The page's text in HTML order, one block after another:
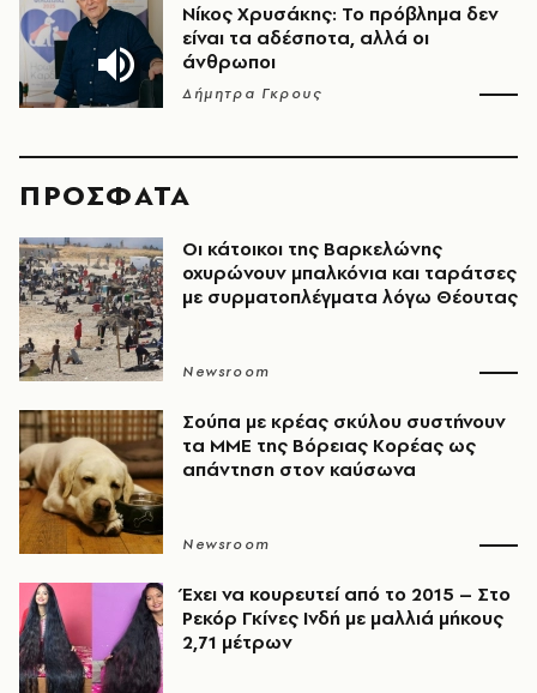
Νίκος Χρυσάκης: Το πρόβλημα δεν
είναι τα αδέσποτα, αλλά οι
άνθρωποι
Δήμητρα Γκρους
ΠΡΟΣΦΑΤΑ
Οι κάτοικοι της Βαρκελώνης
οχυρώνουν μπαλκόνια και ταράτσες
με συρματοπλέγματα λόγω Θέουτας
Newsroom
Σούπα με κρέας σκύλου συστήνουν
τα ΜΜΕ της Βόρειας Κορέας ως
απάντηση στον καύσωνα
Newsroom
Έχει να κουρευτεί από το 2015 – Στο
Ρεκόρ Γκίνες Ινδή με μαλλιά μήκους
2,71 μέτρων